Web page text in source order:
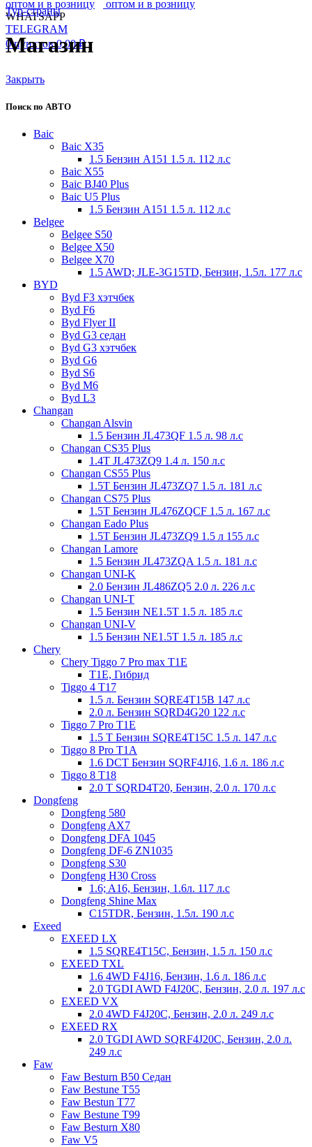
WHATSAPP
TELEGRAM
0пунктов 0,00₽
Магазин
Тур-страны
Закрыть
Поиск по АВТО
Baic
Baic X35
1.5 Бензин A151 1.5 л. 112 л.с
Baic X55
Baic BJ40 Plus
Baic U5 Plus
1.5 Бензин A151 1.5 л. 112 л.с
Belgee
Belgee S50
Belgee X50
Belgee X70
1.5 AWD; JLE-3G15TD, Бензин, 1.5л. 177 л.с
BYD
Byd F3 хэтчбек
Byd F6
Byd Flyer II
Byd G3 седан
Byd G3 хэтчбек
Byd G6
Byd S6
Byd M6
Byd L3
Changan
Changan Alsvin
1.5 Бензин JL473QF 1.5 л. 98 л.с
Changan CS35 Plus
1.4T JL473ZQ9 1.4 л. 150 л.с
Changan CS55 Plus
1.5T Бензин JL473ZQ7 1.5 л. 181 л.с
Changan CS75 Plus
1.5T Бензин JL476ZQCF 1.5 л. 167 л.с
Changan Eado Plus
1.5T Бензин JL473ZQ9 1.5 л 155 л.с
Changan Lamore
1.5 Бензин JL473ZQA 1.5 л. 181 л.с
Changan UNI-K
2.0 Бензин JL486ZQ5 2.0 л. 226 л.с
Changan UNI-T
1.5 Бензин NE1.5T 1.5 л. 185 л.с
Changan UNI-V
1.5 Бензин NE1.5T 1.5 л. 185 л.с
Chery
Chery Tiggo 7 Prо max T1E
T1E, Гибрид
Tiggo 4 T17
1.5 л. Бензин SQRE4T15B 147 л.с
2.0 л. Бензин SQRD4G20 122 л.с
Tiggo 7 Prо T1E
1.5 T Бензин SQRЕ4T15C 1.5 л. 147 л.с
Tiggo 8 Pro T1A
1.6 DCT Бензин SQRF4J16, 1.6 л. 186 л.с
Tiggo 8 T18
2.0 T SQRD4T20, Бензин, 2.0 л. 170 л.с
Dongfeng
Dongfeng 580
Dongfeng AX7
Dongfeng DFA 1045
Dongfeng DF-6 ZN1035
Dongfeng S30
Dongfeng H30 Cross
1.6; A16, Бензин, 1.6л. 117 л.с
Dongfeng Shine Max
C15TDR, Бензин, 1.5л. 190 л.с
Exeed
EXEED LX
1.5 SQRE4T15C, Бензин, 1.5 л. 150 л.с
EXEED TXL
1.6 4WD F4J16, Бензин, 1.6 л. 186 л.с
2.0 TGDI AWD F4J20C, Бензин, 2.0 л. 197 л.с
EXEED VX
2.0 4WD F4J20C, Бензин, 2.0 л. 249 л.с
EXEED RX
2.0 TGDI AWD SQRF4J20C, Бензин, 2.0 л.
249 л.с
Faw
Faw Besturn B50 Седан
Faw Bestune T55
Faw Bestun T77
Faw Bestune T99
Faw Besturn X80
Faw V5